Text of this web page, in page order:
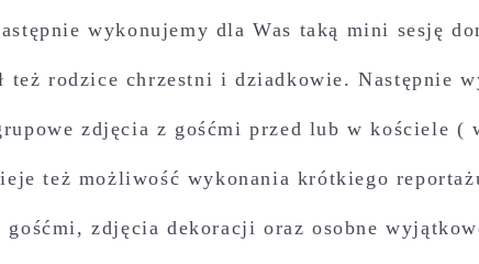
wykonujemy dla Was taką mini sesję
też rodzice chrzestni i dziadkowie. Następnie
zdjęcia z gośćmi przed lub w kościele (
też możliwość wykonania krótkiego
gośćmi, zdjęcia dekoracji oraz osobne